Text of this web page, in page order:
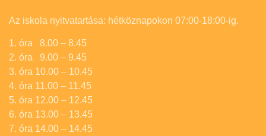
Az iskola nyitvatartása: hétköznapokon 07:00-18:00-ig.
1. óra 8.00 – 8.45
2. óra 9.00 – 9.45
3. óra 10.00 – 10.45
4. óra 11.00 – 11.45
5. óra 12.00 – 12.45
6. óra 13.00 – 13.45
7. óra 14.00 – 14.45